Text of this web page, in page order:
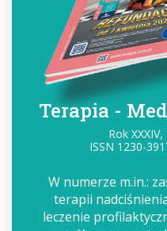
Terapia -
Rok
ISSN 1230-
W numerze m.in.:
terapii
leczenie